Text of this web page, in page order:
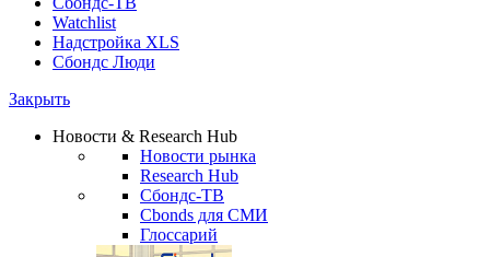
Watchlist
Надстройка XLS
Сбондс Люди
Закрыть
Новости & Research Hub
Новости рынка
Research Hub
Сбондс-ТВ
Cbonds для СМИ
Глоссарий